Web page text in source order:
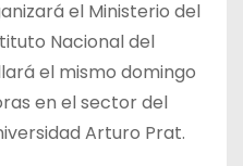
el Ministerio del
Nacional del
el mismo domingo
en el sector del
Arturo Prat.